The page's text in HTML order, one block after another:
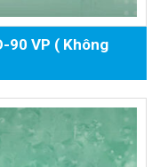
90 VP ( Không